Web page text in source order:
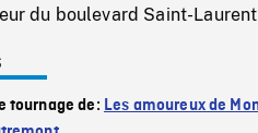
du boulevard Saint-
tournage de: Les amoureux de